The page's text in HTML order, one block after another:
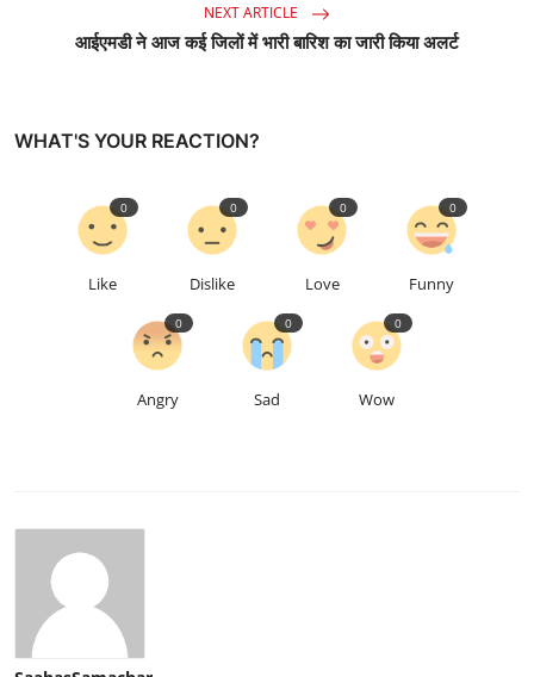
NEXT ARTICLE
आईएमडी ने आज कई जिलों में भारी बारिश का जारी किया अलर्ट
WHAT'S YOUR REACTION?
Like
0
Dislike
0
Love
0
Funny
0
Angry
0
Sad
0
Wow
0